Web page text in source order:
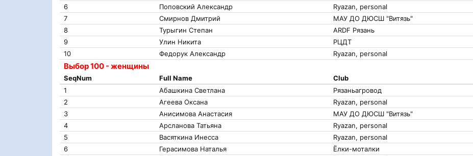
6
Поповский Александр Ryazan, personal
7
Смирнов Дмитрий МАУ ДО ДЮСШ "Витязь"
8
Турыгин Степан ARDF Рязань
9
Улин Никита РЦДТ
10
Федорук Александр Ryazan, personal
Выбор 100 - женщины
SeqNum Full Name Club
1
Абашкина Светлана Рязаньагровод
2
Агеева Оксана Ryazan, personal
3
Анисимова Анастасия МАУ ДО ДЮСШ "Витязь"
4
Арсланова Татьяна Ryazan, personal
5
Васяткина Инесса Ryazan, personal
6
Герасимова Наталья Ёлки-моталки